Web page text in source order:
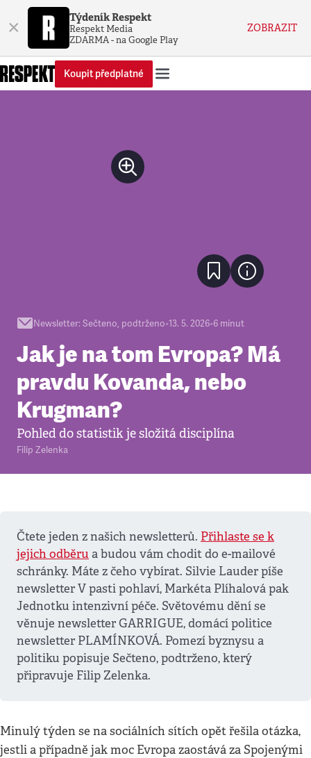
× Týdeník Respekt
Respekt Media
ZDARMA - na Google Play
ZOBRAZIT
Koupit předplatné
Newsletter: Sečteno, podtrženo•13. 5. 2026•6 minut
Jak je na tom Evropa? Má
pravdu Kovanda, nebo
Krugman?
Pohled do statistik je složitá disciplína
Filip Zelenka
Čtete jeden z našich newsletterů. Přihlaste se k
jejich odběru a budou vám chodit do e-mailové
schránky. Máte z čeho vybírat. Silvie Lauder píše
newsletter V pasti pohlaví, Markéta Plíhalová pak
Jednotku intenzivní péče. Světovému dění se
věnuje newsletter GARRIGUE, domácí politice
newsletter PLAMÍNKOVÁ. Pomezí byznysu a
politiku popisuje Sečteno, podtrženo, který
připravuje Filip Zelenka.
Minulý týden se na sociálních sítích opět řešila otázka,
jestli a případně jak moc Evropa zaostává za Spojenými